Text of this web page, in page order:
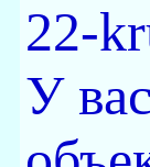
22-
У